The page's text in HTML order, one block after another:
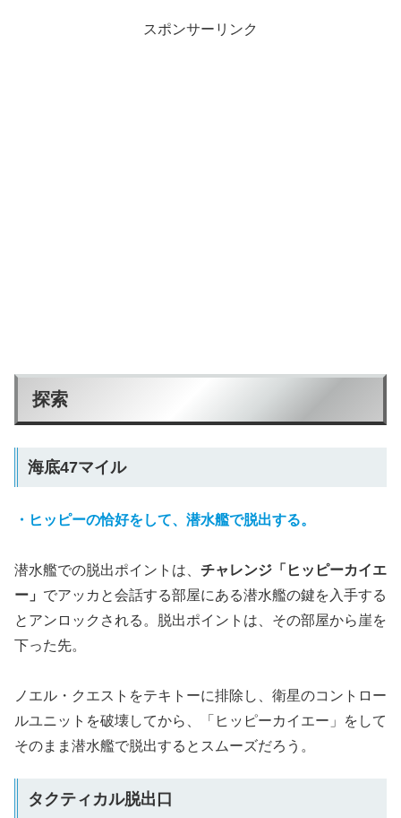
スポンサーリンク
探索
海底47マイル
・ヒッピーの恰好をして、潜水艦で脱出する。
潜水艦での脱出ポイントは、 チャレンジ「ヒッピーカイエ
ー」 でアッカと会話する部屋にある潜水艦の鍵を入手する
とアンロックされる。脱出ポイントは、その部屋から崖を
下った先。
ノエル・クエストをテキトーに排除し、衛星のコントロー
ルユニットを破壊してから、「ヒッピーカイエー」をして
そのまま潜水艦で脱出するとスムーズだろう。
タクティカル脱出口